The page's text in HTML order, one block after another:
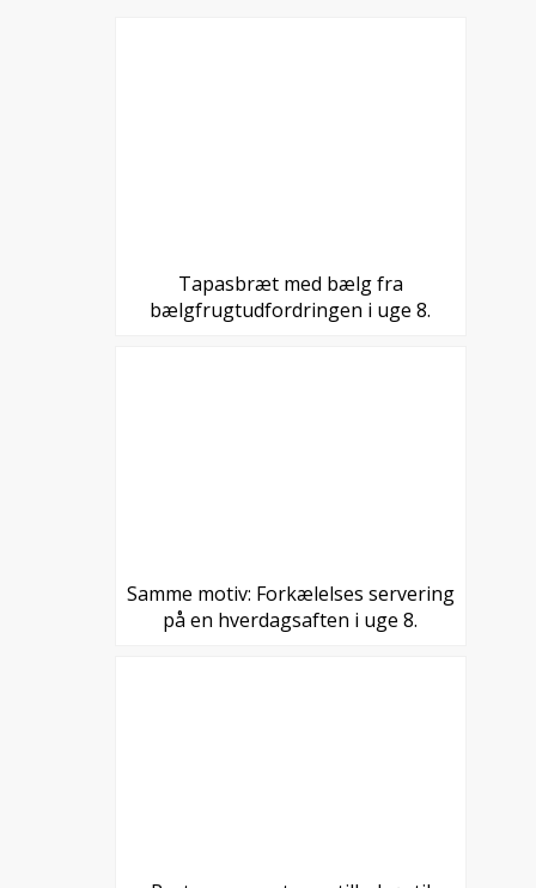
Tapasbræt med bælg fra
bælgfrugtudfordringen i uge 8.
Samme motiv: Forkælelses servering
på en hverdagsaften i uge 8.